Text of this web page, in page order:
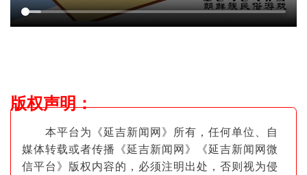
版权声明：
本平台为《延吉新闻网》所有，任何单位、自
媒体转载或者传播《延吉新闻网》《延吉新闻网微
信平台》版权内容的，必须注明出处，否则视为侵